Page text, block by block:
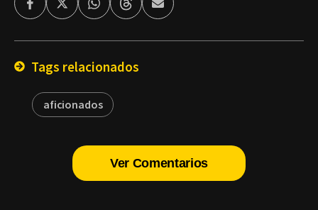
FacebookTwitterWhatsappThreadsEnviar
por
Tags relacionados
aficionados
Ver Comentarios